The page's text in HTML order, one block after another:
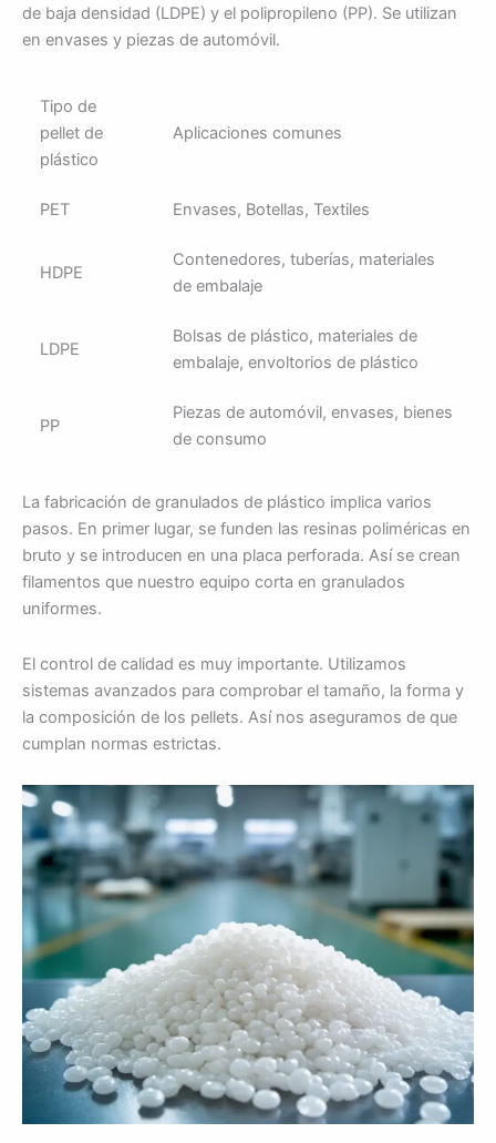
de baja densidad (LDPE) y el polipropileno (PP). Se utilizan
en envases y piezas de automóvil.
Tipo de
pellet de
plástico
Aplicaciones comunes
PET Envases, Botellas, Textiles
HDPE
Contenedores, tuberías, materiales
de embalaje
LDPE
Bolsas de plástico, materiales de
embalaje, envoltorios de plástico
PP
Piezas de automóvil, envases, bienes
de consumo
La fabricación de granulados de plástico implica varios
pasos. En primer lugar, se funden las resinas poliméricas en
bruto y se introducen en una placa perforada. Así se crean
filamentos que nuestro equipo corta en granulados
uniformes.
El control de calidad es muy importante. Utilizamos
sistemas avanzados para comprobar el tamaño, la forma y
la composición de los pellets. Así nos aseguramos de que
cumplan normas estrictas.